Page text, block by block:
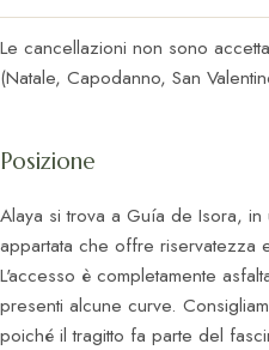
Le cancellazioni non sono
(Natale, Capodanno, San
Posizione
Alaya si trova a Guía de Isora,
appartata che offre riservatezza
L'accesso è completamente
presenti alcune curve.
poiché il tragitto fa parte del